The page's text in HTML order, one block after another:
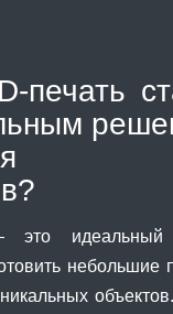
печать
это идеальный
небольшие